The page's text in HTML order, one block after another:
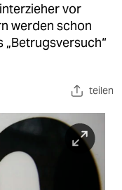
vor
werden schon
teilen